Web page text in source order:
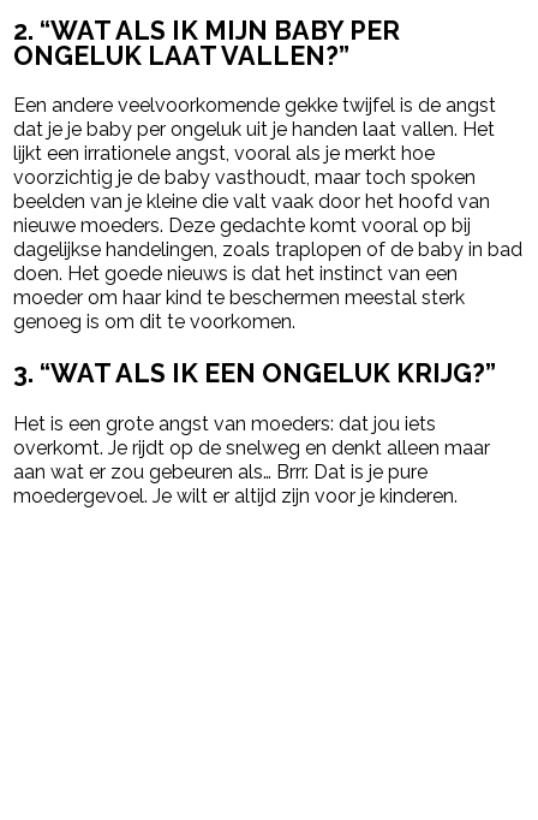
2. “WAT ALS IK MIJN BABY PER
ONGELUK LAAT VALLEN?”
Een andere veelvoorkomende gekke twijfel is de angst
dat je je baby per ongeluk uit je handen laat vallen. Het
lijkt een irrationele angst, vooral als je merkt hoe
voorzichtig je de baby vasthoudt, maar toch spoken
beelden van je kleine die valt vaak door het hoofd van
nieuwe moeders. Deze gedachte komt vooral op bij
dagelijkse handelingen, zoals traplopen of de baby in bad
doen. Het goede nieuws is dat het instinct van een
moeder om haar kind te beschermen meestal sterk
genoeg is om dit te voorkomen.
3. “WAT ALS IK EEN ONGELUK KRIJG?”
Het is een grote angst van moeders: dat jou iets
overkomt. Je rijdt op de snelweg en denkt alleen maar
aan wat er zou gebeuren als… Brrr. Dat is je pure
moedergevoel. Je wilt er altijd zijn voor je kinderen.